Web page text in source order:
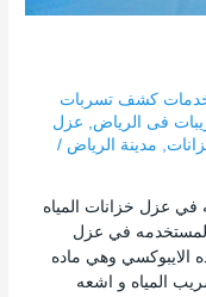
كشف تسربات
فى الرياض
عزل
مدينة الرياض /
في عزل خزانات المياه
المستخدمه في عزل
الايبوكسي وهي ماده
المياه و اشعه